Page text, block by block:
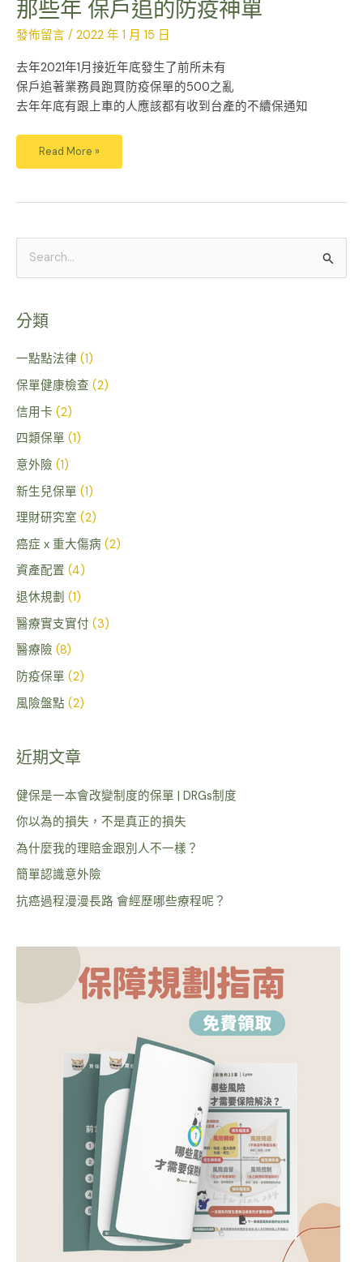
那些年 保戶追的防疫神單
發佈留言 / 2022 年 1 月 15 日
去年2021年1月接近年底發生了前所未有
保戶追著業務員跑買防疫保單的500之亂
去年年底有跟上車的人應該都有收到台產的不續保通知
Read More »
鍵
字
:
分類
一點點法律 (1)
保單健康檢查 (2)
信用卡 (2)
四類保單 (1)
意外險 (1)
新生兒保單 (1)
理財研究室 (2)
癌症 x 重大傷病 (2)
資產配置 (4)
退休規劃 (1)
醫療實支實付 (3)
醫療險 (8)
防疫保單 (2)
風險盤點 (2)
近期文章
健保是一本會改變制度的保單 | DRGs制度
你以為的損失，不是真正的損失
為什麼我的理賠金跟別人不一樣？
簡單認識意外險
抗癌過程漫漫長路 會經歷哪些療程呢？